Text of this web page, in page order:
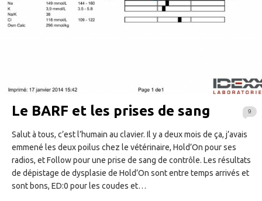
9
Le BARF et les prises de sang
Salut à tous, c’est l’humain au clavier. Il y a deux mois de ça, j’avais
emmené les deux poilus chez le vétérinaire, Hold’On pour ses
radios, et Follow pour une prise de sang de contrôle. Les résultats
de dépistage de dysplasie de Hold’On sont entre temps arrivés et
sont bons, ED:0 pour les coudes et…